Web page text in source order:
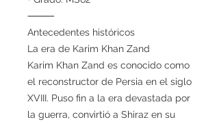
⸻
Antecedentes históricos
La era de Karim Khan Zand
Karim Khan Zand es conocido como
el reconstructor de Persia en el siglo
XVIII. Puso fin a la era devastada por
la guerra, convirtió a Shiraz en su